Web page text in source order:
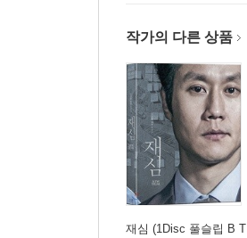
작가의 다른 상품
재심 (1Disc 풀슬립 B T